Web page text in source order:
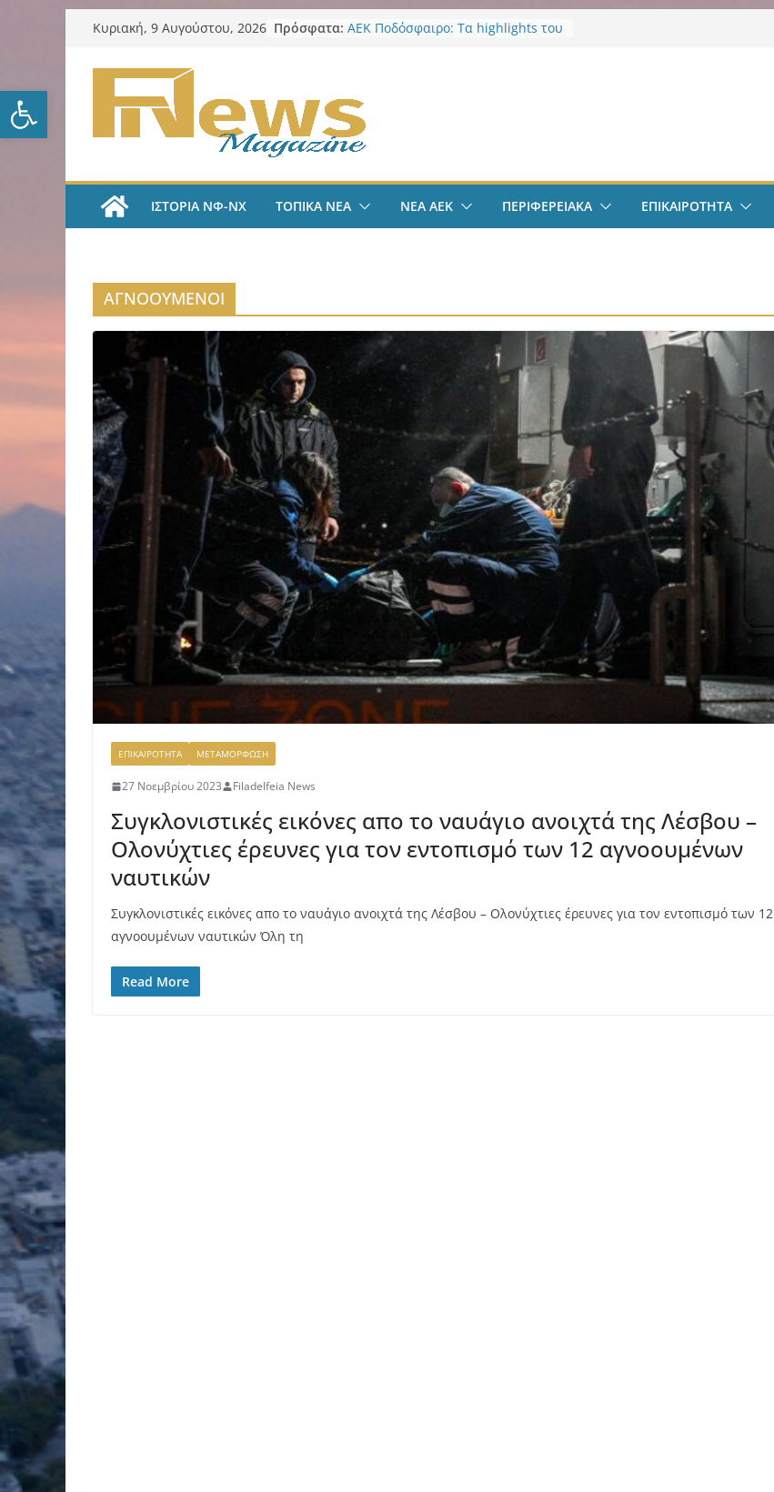
Ανοίξτε τη γραμμή εργαλείων
Μετάβαση
περιεχόμενο
Κυριακή, 9 Αυγούστου, 2026 Πρόσφατα: ΑΕΚ Ποδόσφαιρο: Τα highlights του
Καταγγελία για άγριο ξυλοδαρμό
Στεγαστικό επίδομα φοιτητών
2026: Ποιοι δικαιούνται έως 2.500
ευρώ
Ζωγράφου: Τρεις συλλήψεις και 67
δενδρύλλια κάνναβης
filadelfeianews
ΙΣΤΟΡΙΑ ΝΦ-ΝΧ ΤΟΠΙΚΑ ΝΕΑ ΝΕΑ ΑΕΚ ΠΕΡΙΦΕΡΕΙΑΚΑ ΕΠΙΚΑΙΡΟΤΗΤΑ
ΑΓΝΟΟΥΜΕΝΟΙ
ΕΠΙΚΑΙΡΟΤΗΤΑ ΜΕΤΑΜΟΡΦΩΣΗ
27 Νοεμβρίου 2023 Filadelfeia News
Συγκλονιστικές εικόνες απο το ναυάγιο ανοιχτά της Λέσβου –
Ολονύχτιες έρευνες για τον εντοπισμό των 12 αγνοουμένων
ναυτικών
Συγκλονιστικές εικόνες απο το ναυάγιο ανοιχτά της Λέσβου – Ολονύχτιες έρευνες για τον εντοπισμό των 12
αγνοουμένων ναυτικών Όλη τη
Read More